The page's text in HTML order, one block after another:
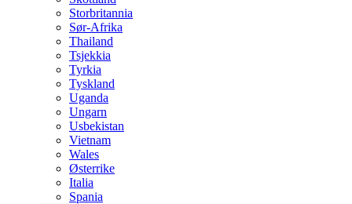
Storbritannia
Sør-Afrika
Thailand
Tsjekkia
Tyrkia
Tyskland
Uganda
Ungarn
Usbekistan
Vietnam
Wales
Østerrike
Italia
Spania